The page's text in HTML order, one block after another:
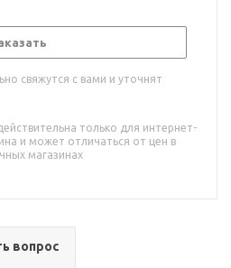
свяжутся с вами и уточнят
только для интернет-
и может отличаться от цен в
магазинах
вопрос